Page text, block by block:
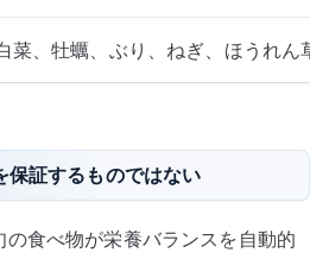
菜、牡蠣、ぶり、ねぎ、ほうれん草
保証するものではない
食べ物が栄養バランスを自動的